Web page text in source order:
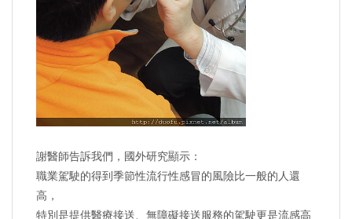
謝醫師告訴我們，國外研究顯示：
職業駕駛的得到季節性流行性感冒的風險比一般的人還
高，
特別是提供醫療接送、無障礙接送服務的駕駛更是流感高